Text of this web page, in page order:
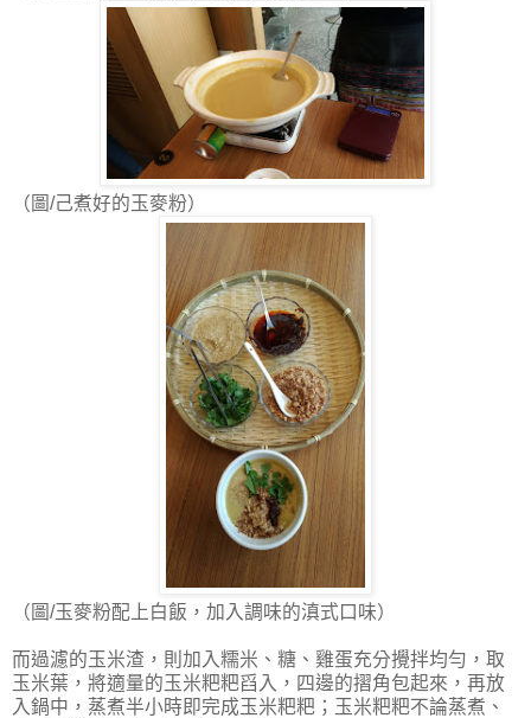
（圖/己煮好的玉麥粉）
（圖/玉麥粉配上白飯，加入調味的滇式口味）
而過濾的玉米渣，則加入糯米、糖、雞蛋充分攪拌均勻，取
玉米葉，將適量的玉米粑粑舀入，四邊的摺角包起來，再放
入鍋中，蒸煮半小時即完成玉米粑粑；玉米粑粑不論蒸煮、